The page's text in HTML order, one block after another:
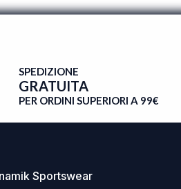
SPEDIZIONE
GRATUITA
PER ORDINI SUPERIORI A 99€
Sportswear